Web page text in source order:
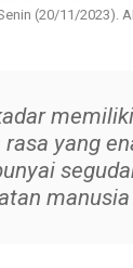
(20/11/2023).
yang
manusia